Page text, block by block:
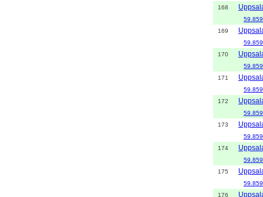
168
169
170
171
172
173
174
175
176